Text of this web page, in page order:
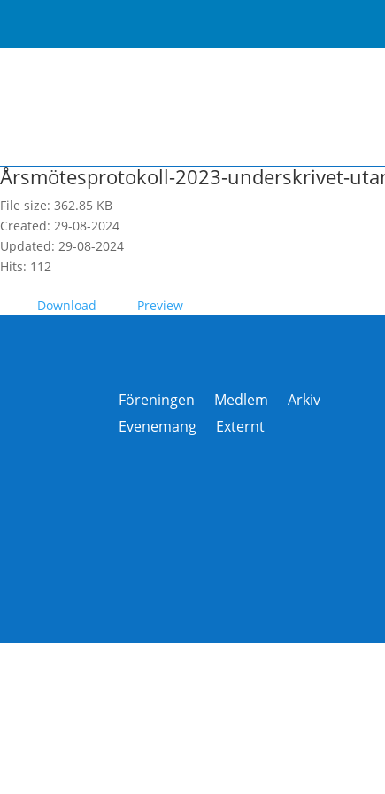
Årsmötesprotokoll-2023-underskrivet-
File size: 362.85 KB
Created: 29-08-2024
Updated: 29-08-2024
Hits: 112
Download Preview
Föreningen Medlem
Arkiv
Evenemang
Externt